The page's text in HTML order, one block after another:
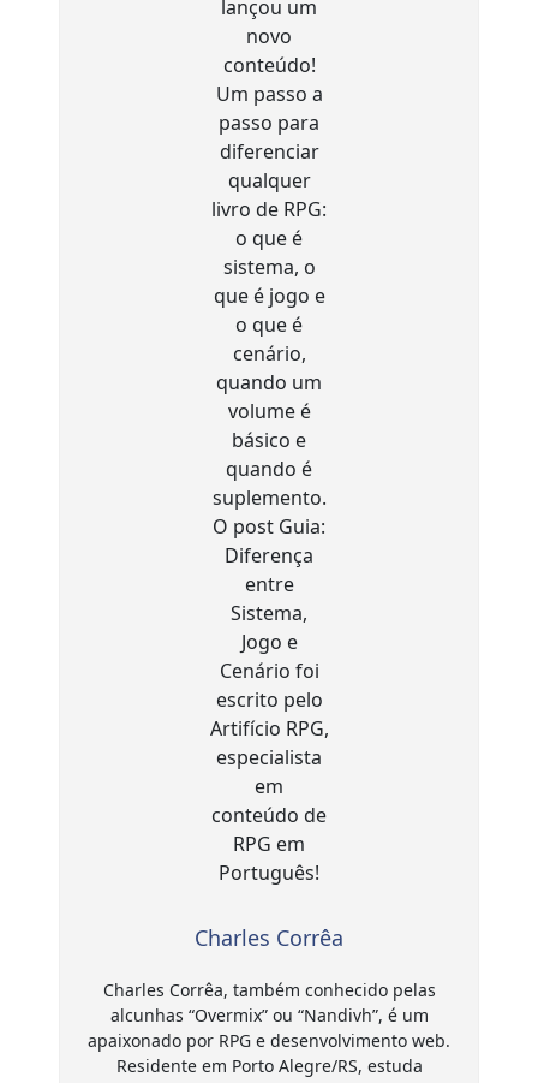
Charles Corrêa
Charles Corrêa, também conhecido pelas
alcunhas “Overmix” ou “Nandivh”, é um
apaixonado por RPG e desenvolvimento web.
Residente em Porto Alegre/RS, estuda